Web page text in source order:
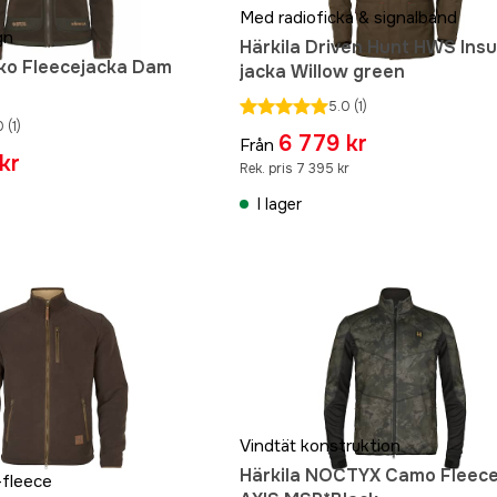
Fleecejacka Dam
(1)
Med radioficka & signalband
Härkila Driven Hunt HWS
jacka Willow green
5.0 (1)
Från 6 779 kr
Rek. pris 7 395 kr
I lager
Vindtät konstruktion
Härkila NOCTYX Camo